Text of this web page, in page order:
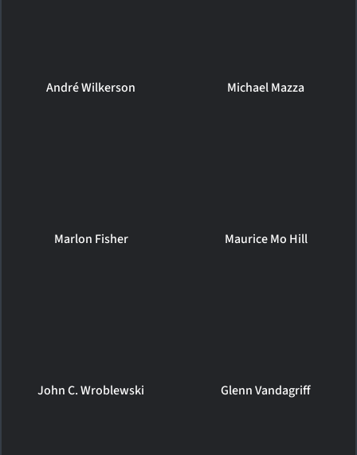
André Wilkerson Michael Mazza
Marlon Fisher Maurice Mo Hill
John C. Wroblewski Glenn Vandagriff